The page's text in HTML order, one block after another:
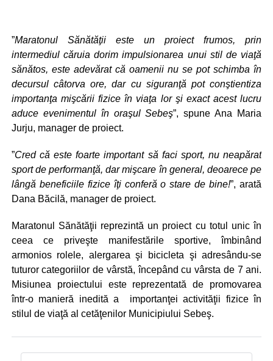
”Maratonul Sănătăţii este un proiect frumos, prin
intermediul căruia dorim impulsionarea unui stil de viaţă
sănătos, este adevărat că oamenii nu se pot schimba în
decursul câtorva ore, dar cu siguranţă pot conştientiza
importanţa mişcării fizice în viaţa lor şi exact acest lucru
aduce evenimentul în oraşul Sebeş”, spune Ana Maria
Jurju, manager de proiect.
”Cred că este foarte important să faci sport, nu neapărat
sport de performanţă, dar mişcare în general, deoarece pe
lângă beneficiile fizice îţi conferă o stare de bine!”, arată
Dana Băcilă, manager de proiect.
Maratonul Sănătăţii reprezintă un proiect cu totul unic în
ceea ce priveşte manifestările sportive, îmbinând
armonios rolele, alergarea şi bicicleta şi adresându-se
tuturor categoriilor de vârstă, începând cu vârsta de 7 ani.
Misiunea proiectului este reprezentată de promovarea
într-o manieră inedită a importanţei activităţii fizice în
stilul de viaţă al cetăţenilor Municipiului Sebeş.